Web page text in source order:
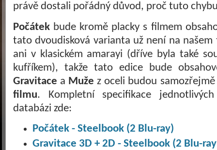
právě dostali pořádný důvod, proč tuto
Počátek bude kromě placky s filmem
tato dvoudisková varianta už není na
ani v klasickém amarayi (dříve byla také
kufříkem), takže tato edice bude
Gravitace a Muže z oceli budou
filmu. Kompletní specifikace
databázi zde:
Počátek - Steelbook (2 Blu-ray)
Gravitace 3D + 2D - Steelbook (2 Blu-